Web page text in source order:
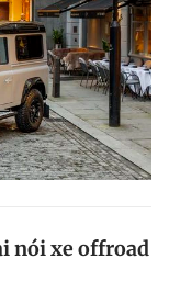
nói xe offroad